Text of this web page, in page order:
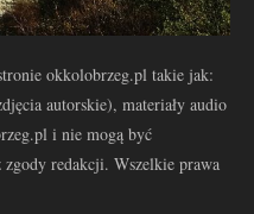
okkolobrzeg.pl takie jak:
autorskie), materiały audio
i nie mogą być
redakcji. Wszelkie prawa